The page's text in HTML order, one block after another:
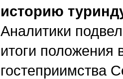
историю
Аналитики
итоги положения
гостеприимства